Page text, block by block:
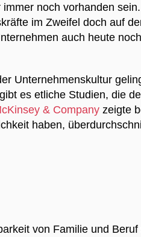
noch vorhanden
im Zweifel doch auf
auch heute
Unternehmenskultur
es etliche Studien, die
& Company zeigte
haben,
von Familie und Beruf